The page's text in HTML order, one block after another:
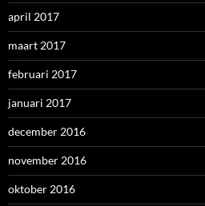
april 2017
maart 2017
februari 2017
januari 2017
december 2016
november 2016
oktober 2016